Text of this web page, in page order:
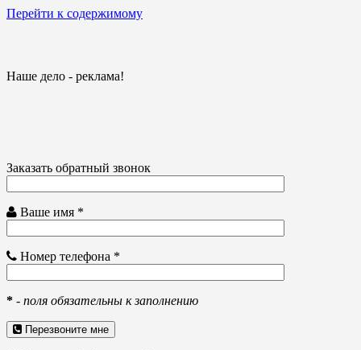
Перейти к содержимому
Наше дело - реклама!
Заказать обратный звонок
Ваше имя *
Номер телефона *
* - поля обязательны к заполнению
Перезвоните мне